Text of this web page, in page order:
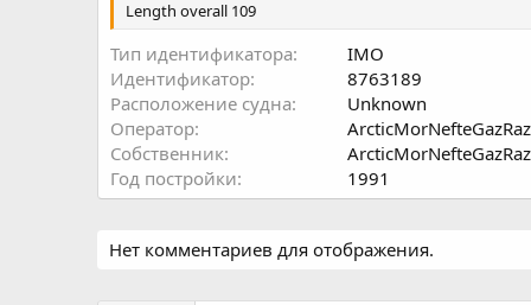
Length overall 109
Тип идентификатора
IMO
Идентификатор
8763189
Расположение судна
Unknown
Оператор
Собственник
Год постройки
1991
Нет комментариев для отображения.